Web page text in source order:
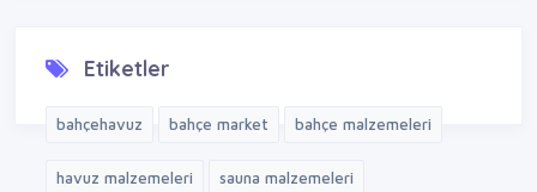
Etiketler
bahçehavuz bahçe market bahçe malzemeleri
havuz malzemeleri sauna malzemeleri